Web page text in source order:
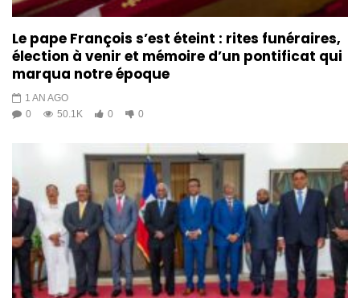
Le pape François s’est éteint : rites funéraires,
élection à venir et mémoire d’un pontificat qui
marqua notre époque
1 AN AGO
0
50.1K 0 0